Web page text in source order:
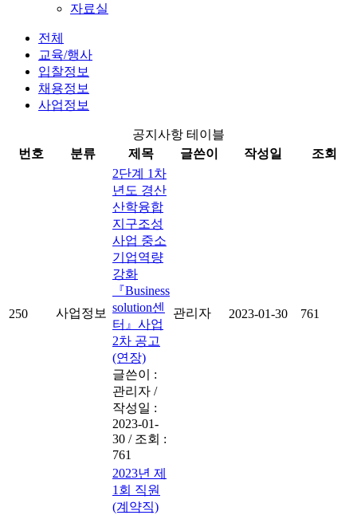
자료실
전체
교육/행사
입찰정보
채용정보
사업정보
공지사항 테이블
번호
분류 제목 글쓴이 작성일 조회
250 사업정보
2단계 1차
년도 경산
산학융합
지구조성
사업 중소
기업역량
강화
『Business
solution센
터』사업
2차 공고
(연장)
글쓴이 :
관리자 /
작성일 :
2023-01-
30 / 조회 :
761
관리자 2023-01-30 761
2023년 제
1회 직원
(계약직)